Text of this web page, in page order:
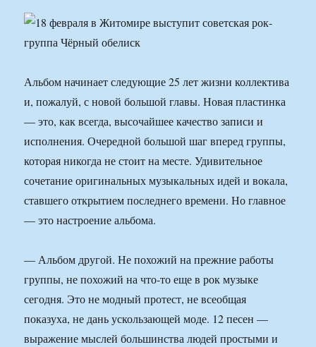
Альбом начинает следующие 25 лет жизни коллектива
и, пожалуй, с новой большой главы. Новая пластинка
— это, как всегда, высочайшее качество записи и
исполнения. Очередной большой шаг вперед группы,
которая никогда не стоит на месте. Удивительное
сочетание оригинальных музыкальных идей и вокала,
ставшего открытием последнего времени. Но главное
— это настроение альбома.
— Альбом другой. Не похожий на прежние работы
группы, не похожий на что-то еще в рок музыке
сегодня. Это не модный протест, не всеобщая
показуха, не дань ускользающей моде. 12 песен —
выражение мыслей большинства людей простыми и